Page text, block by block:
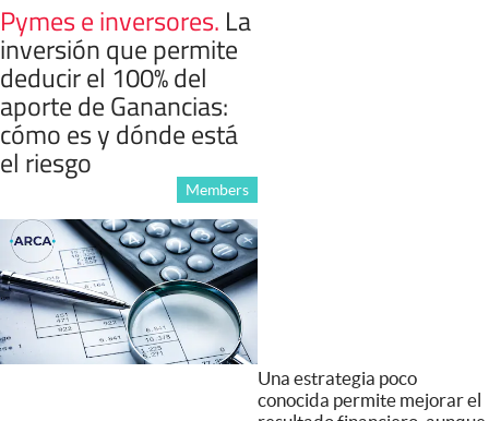
Pymes e inversores. La
inversión que permite
deducir el 100% del
aporte de Ganancias:
cómo es y dónde está
el riesgo
Members
Una estrategia poco
conocida permite mejorar el